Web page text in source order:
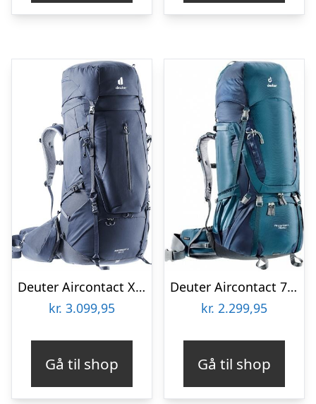
kr. 2.049,95.
Deuter Aircontact X 80 – 15
kr. 3.099,95
Gå til shop
Deuter Aircontact 75 – 10
kr. 2.299,95
Gå til shop